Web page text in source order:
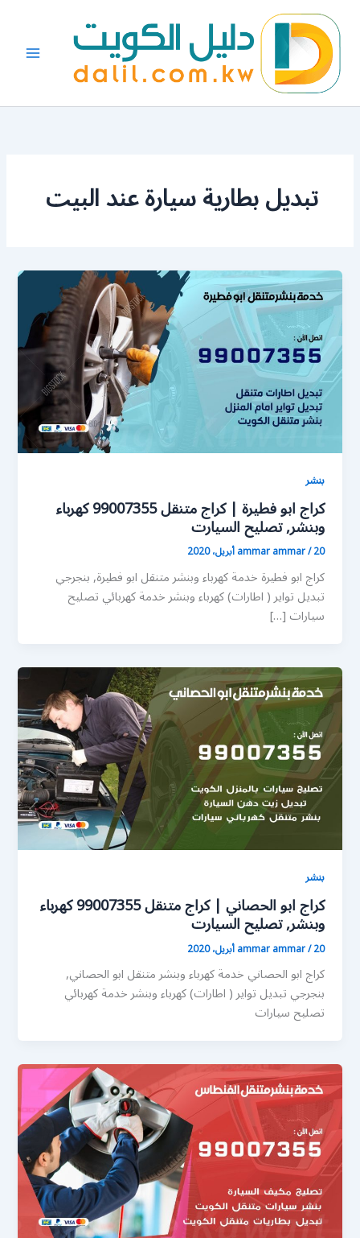
المحتوى
تبديل بطارية سيارة عند البيت
بنشر
كراج ابو فطيرة | كراج متنقل 99007355 كهرباء
وبنشر, تصليح السيارت
ammar ammar/20 أبريل، 2020
كراج ابو فطيرة خدمة كهرباء وبنشر متنقل ابو فطيرة, بنجرجي
تبديل تواير ( اطارات) كهرباء وبنشر خدمة كهربائي تصليح
سيارات […]
بنشر
كراج ابو الحصاني | كراج متنقل 99007355 كهرباء
وبنشر, تصليح السيارت
ammar ammar/20 أبريل، 2020
كراج ابو الحصاني خدمة كهرباء وبنشر متنقل ابو الحصاني,
بنجرجي تبديل تواير ( اطارات) كهرباء وبنشر خدمة كهربائي
تصليح سيارات